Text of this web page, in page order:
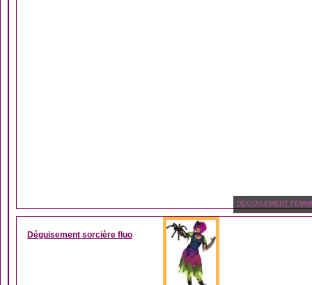
DÉGUISEMENT
Déguisement sorcière fluo